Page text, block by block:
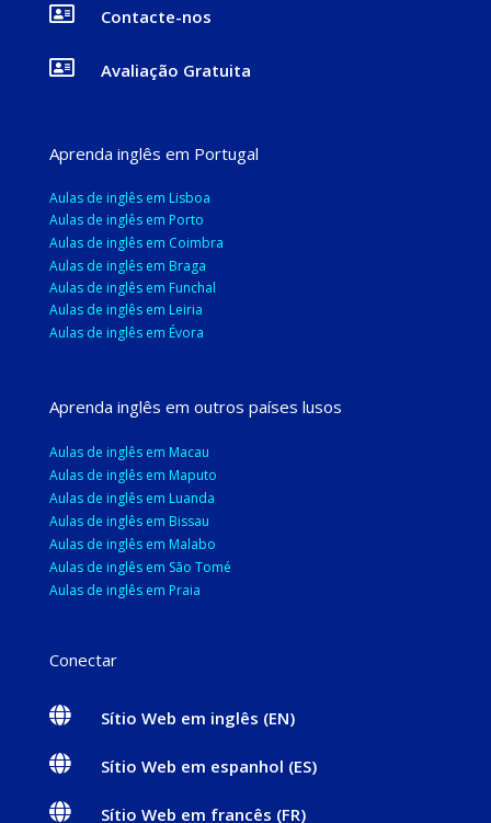
 Contacte-nos
 Avaliação Gratuita
Aprenda inglês em Portugal
Aulas de inglês em Lisboa
Aulas de inglês em Porto
Aulas de inglês em Coimbra
Aulas de inglês em Braga
Aulas de inglês em Funchal
Aulas de inglês em Leiria
Aulas de inglês em Évora
Aprenda inglês em outros países lusos
Aulas de inglês em Macau
Aulas de inglês em Maputo
Aulas de inglês em Luanda
Aulas de inglês em Bissau
Aulas de inglês em Malabo
Aulas de inglês em São Tomé
Aulas de inglês em Praia
Conectar
 Sítio Web em inglês (EN)
 Sítio Web em espanhol (ES)
 Sítio Web em francês (FR)